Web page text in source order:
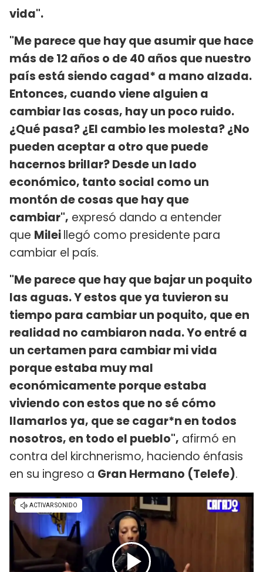
vida".
"Me parece que hay que asumir que hace
más de 12 años o de 40 años que nuestro
país está siendo cagad* a mano alzada.
Entonces, cuando viene alguien a
cambiar las cosas, hay un poco ruido.
¿Qué pasa? ¿El cambio les molesta? ¿No
pueden aceptar a otro que puede
hacernos brillar? Desde un lado
económico, tanto social como un
montón de cosas que hay que
cambiar", expresó dando a entender
que Mileillegó como presidente para
cambiar el país.
"Me parece que hay que bajar un poquito
las aguas. Y estos que ya tuvieron su
tiempo para cambiar un poquito, que en
realidad no cambiaron nada. Yo entré a
un certamen para cambiar mi vida
porque estaba muy mal
económicamente porque estaba
viviendo con estos que no sé cómo
llamarlos ya, que se cagar*n en todos
nosotros, en todo el pueblo", afirmó en
contra del kirchnerismo, haciendo énfasis
en su ingreso a Gran Hermano (Telefe).